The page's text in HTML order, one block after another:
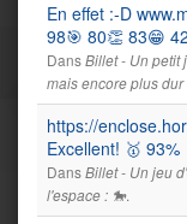
En effet :-D
98🎯 80👏 83😁
DansBillet - Un petit
mais encore plus dur
https://
Excellent! 🥇 93%
DansBillet - Un jeu
l'espace : 🐎.